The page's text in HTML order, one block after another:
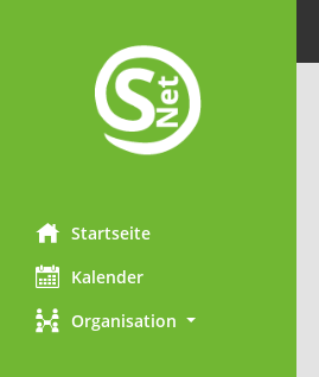
Startseite
Kalender
Organisation